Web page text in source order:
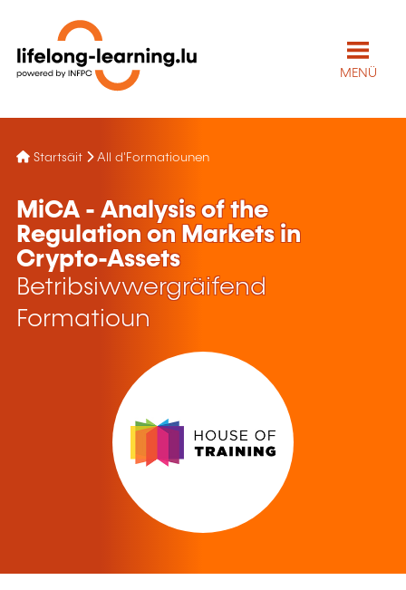
MENÜ
Startsäit All d'Formatiounen
MiCA - Analysis of the
Regulation on Markets in
Crypto-Assets
Betribsiwwergräifend
Formatioun